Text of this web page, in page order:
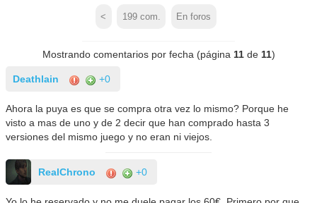
< 199com. En foros
Mostrando comentarios por fecha (página 11de 11)
Deathlain +0
Ahora la puya es que se compra otra vez lo mismo? Porque he
visto a mas de uno y de 2 decir que han comprado hasta 3
versiones del mismo juego y no eran ni viejos.
RealChrono +0